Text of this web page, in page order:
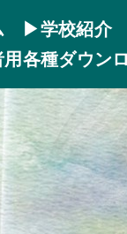
▶学校紹介
用各種ダウン